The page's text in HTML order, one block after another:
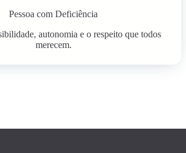
Pessoa com Deficiência
autonomia e o respeito que todos
merecem.